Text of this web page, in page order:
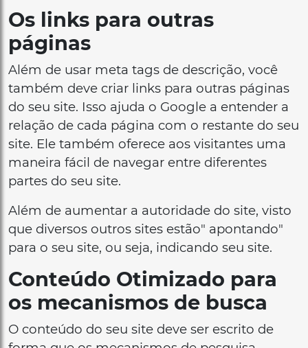
Os links para outras
páginas
Além de usar meta tags de descrição, você
também deve criar links para outras páginas
do seu site. Isso ajuda o Google a entender a
relação de cada página com o restante do seu
site. Ele também oferece aos visitantes uma
maneira fácil de navegar entre diferentes
partes do seu site.
Além de aumentar a autoridade do site, visto
que diversos outros sites estão" apontando"
para o seu site, ou seja, indicando seu site.
Conteúdo Otimizado para
os mecanismos de busca
O conteúdo do seu site deve ser escrito de